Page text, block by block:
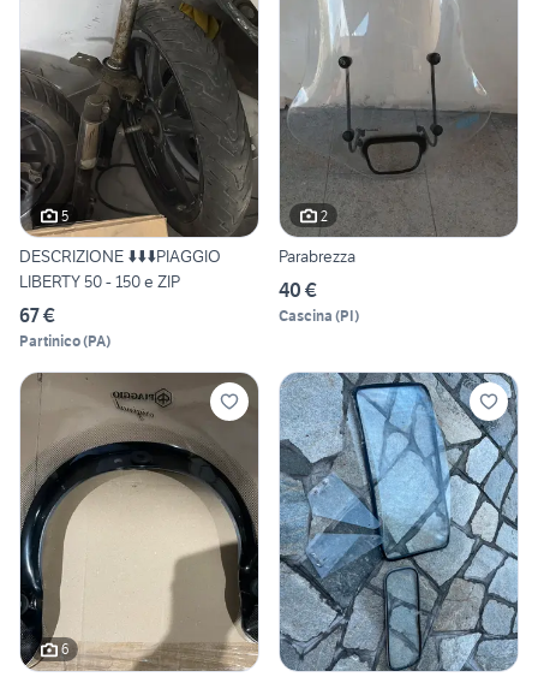
5
DESCRIZIONE ⬇️⬇️⬇️PIAGGIO
LIBERTY 50 - 150 e ZIP
67 €
Partinico(PA)
2
Parabrezza
40 €
Cascina (PI)
6